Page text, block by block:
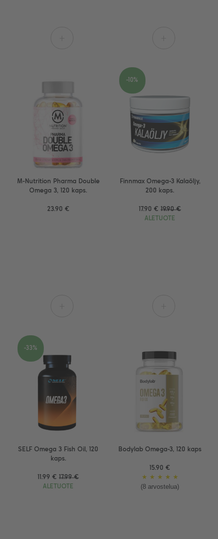
M-Nutrition Pharma Double
Omega 3, 120 kaps.
23.90 €
Finnmax Omega-3 Kalaöljy,
200 kaps.
17.90 € 19.90 €
ALETUOTE
-10%
SELF Omega 3 Fish Oil, 120
kaps.
11.99 € 17.99 €
ALETUOTE
-33%
Bodylab Omega-3, 120 kaps
15.90 €
★ ★ ★ ★ ★
(8 arvostelua)